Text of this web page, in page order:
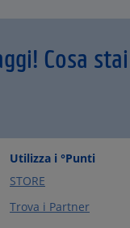
Cosa
Utilizza i °Punti
STORE
Trova i Partner